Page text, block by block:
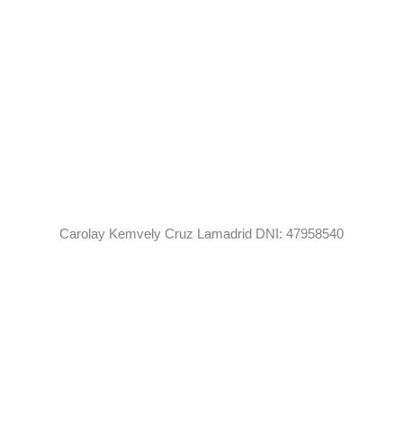
Carolay Kemvely Cruz Lamadrid DNI: 47958540